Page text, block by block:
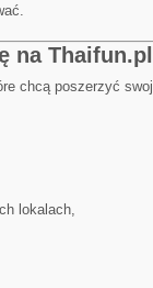
na Thaifun.pl
chcą poszerzyć
lokalach,